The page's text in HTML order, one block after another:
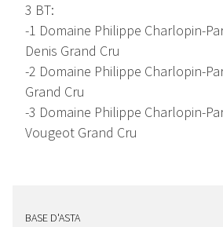
3 BT:
-1 Domaine Philippe Charlopin-
Denis Grand Cru
-2 Domaine Philippe Charlopin-
Grand Cru
-3 Domaine Philippe Charlopin-
Vougeot Grand Cru
BASE D'ASTA